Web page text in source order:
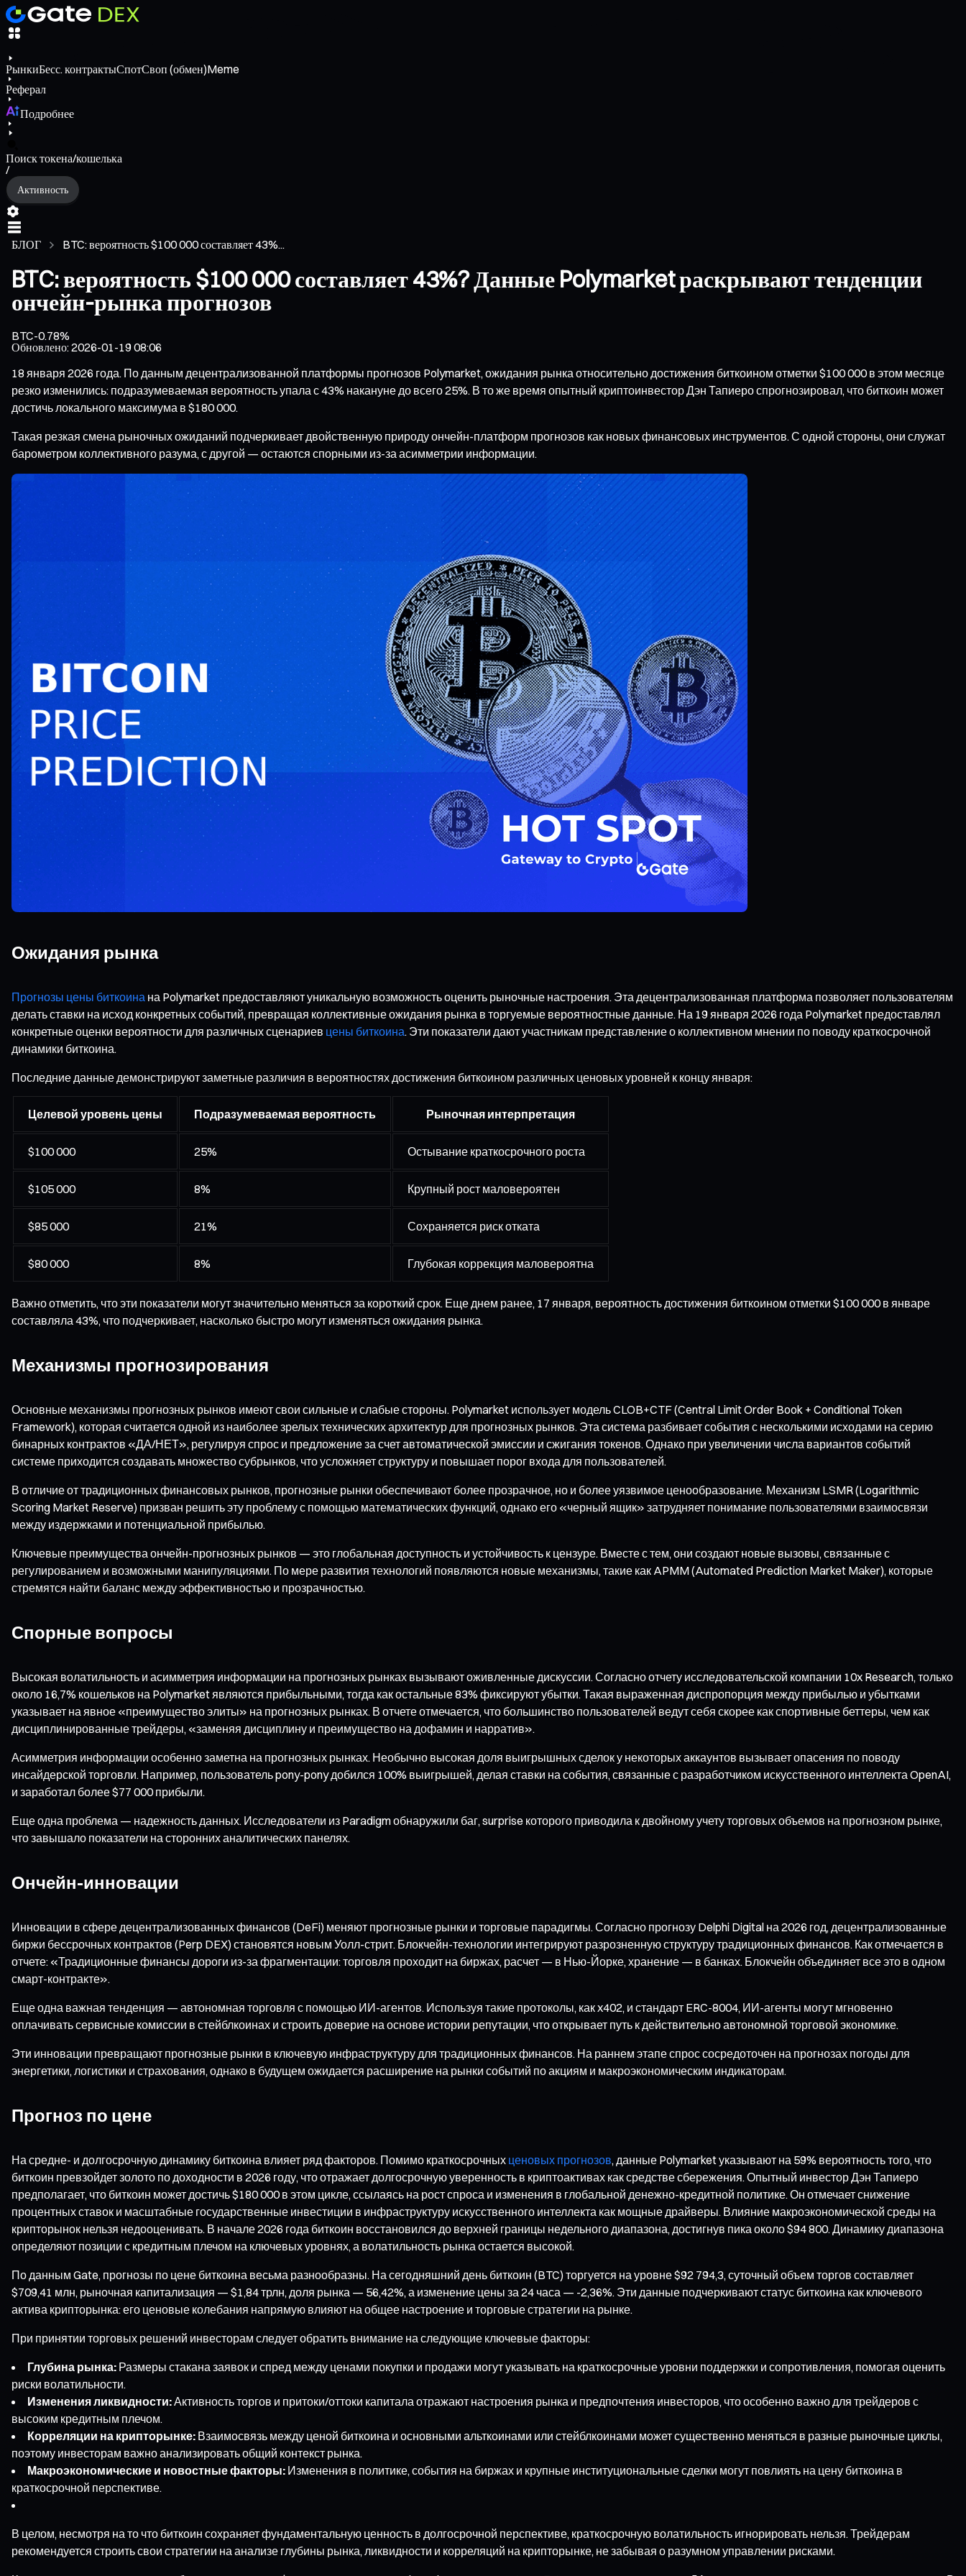
РынкиБесс. контрактыСпотСвоп (обмен)Meme
Реферал
Подробнее
Поиск токена/кошелька
/
Активность
БЛОГ BTC: вероятность $100 000 составляет 43%...
BTC: вероятность $100 000 составляет 43%? Данные Polymarket раскрывают тенденции
ончейн-рынка прогнозов
BTC-0.78%
Обновлено:2026-01-19 08:06
18 января 2026 года. По данным децентрализованной платформы прогнозов Polymarket, ожидания рынка относительно достижения биткоином отметки $100 000 в этом месяце
резко изменились: подразумеваемая вероятность упала с 43% накануне до всего 25%. В то же время опытный криптоинвестор Дэн Тапиеро спрогнозировал, что биткоин может
достичь локального максимума в $180 000.
Такая резкая смена рыночных ожиданий подчеркивает двойственную природу ончейн-платформ прогнозов как новых финансовых инструментов. С одной стороны, они служат
барометром коллективного разума, с другой — остаются спорными из-за асимметрии информации.
Ожидания рынка
Прогнозы цены биткоина на Polymarket предоставляют уникальную возможность оценить рыночные настроения. Эта децентрализованная платформа позволяет пользователям
делать ставки на исход конкретных событий, превращая коллективные ожидания рынка в торгуемые вероятностные данные. На 19 января 2026 года Polymarket предоставлял
конкретные оценки вероятности для различных сценариев цены биткоина. Эти показатели дают участникам представление о коллективном мнении по поводу краткосрочной
динамики биткоина.
Последние данные демонстрируют заметные различия в вероятностях достижения биткоином различных ценовых уровней к концу января:
Целевой уровень цены Подразумеваемая вероятность Рыночная интерпретация
$100 000 25% Остывание краткосрочного роста
$105 000 8% Крупный рост маловероятен
$85 000 21% Сохраняется риск отката
$80 000 8% Глубокая коррекция маловероятна
Важно отметить, что эти показатели могут значительно меняться за короткий срок. Еще днем ранее, 17 января, вероятность достижения биткоином отметки $100 000 в январе
составляла 43%, что подчеркивает, насколько быстро могут изменяться ожидания рынка.
Механизмы прогнозирования
Основные механизмы прогнозных рынков имеют свои сильные и слабые стороны. Polymarket использует модель CLOB+CTF (Central Limit Order Book + Conditional Token
Framework), которая считается одной из наиболее зрелых технических архитектур для прогнозных рынков. Эта система разбивает события с несколькими исходами на серию
бинарных контрактов «ДА/НЕТ», регулируя спрос и предложение за счет автоматической эмиссии и сжигания токенов. Однако при увеличении числа вариантов событий
системе приходится создавать множество субрынков, что усложняет структуру и повышает порог входа для пользователей.
В отличие от традиционных финансовых рынков, прогнозные рынки обеспечивают более прозрачное, но и более уязвимое ценообразование. Механизм LSMR (Logarithmic
Scoring Market Reserve) призван решить эту проблему с помощью математических функций, однако его «черный ящик» затрудняет понимание пользователями взаимосвязи
между издержками и потенциальной прибылью.
Ключевые преимущества ончейн-прогнозных рынков — это глобальная доступность и устойчивость к цензуре. Вместе с тем, они создают новые вызовы, связанные с
регулированием и возможными манипуляциями. По мере развития технологий появляются новые механизмы, такие как APMM (Automated Prediction Market Maker), которые
стремятся найти баланс между эффективностью и прозрачностью.
Спорные вопросы
Высокая волатильность и асимметрия информации на прогнозных рынках вызывают оживленные дискуссии. Согласно отчету исследовательской компании 10x Research, только
около 16,7% кошельков на Polymarket являются прибыльными, тогда как остальные 83% фиксируют убытки. Такая выраженная диспропорция между прибылью и убытками
указывает на явное «преимущество элиты» на прогнозных рынках. В отчете отмечается, что большинство пользователей ведут себя скорее как спортивные беттеры, чем как
дисциплинированные трейдеры, «заменяя дисциплину и преимущество на дофамин и нарратив».
Асимметрия информации особенно заметна на прогнозных рынках. Необычно высокая доля выигрышных сделок у некоторых аккаунтов вызывает опасения по поводу
инсайдерской торговли. Например, пользователь pony-pony добился 100% выигрышей, делая ставки на события, связанные с разработчиком искусственного интеллекта OpenAI,
и заработал более $77 000 прибыли.
Еще одна проблема — надежность данных. Исследователи из Paradigm обнаружили баг, surprise которого приводила к двойному учету торговых объемов на прогнозном рынке,
что завышало показатели на сторонних аналитических панелях.
Ончейн-инновации
Инновации в сфере децентрализованных финансов (DeFi) меняют прогнозные рынки и торговые парадигмы. Согласно прогнозу Delphi Digital на 2026 год, децентрализованные
биржи бессрочных контрактов (Perp DEX) становятся новым Уолл-стрит. Блокчейн-технологии интегрируют разрозненную структуру традиционных финансов. Как отмечается в
отчете: «Традиционные финансы дороги из-за фрагментации: торговля проходит на биржах, расчет — в Нью-Йорке, хранение — в банках. Блокчейн объединяет все это в одном
смарт-контракте».
Еще одна важная тенденция — автономная торговля с помощью ИИ-агентов. Используя такие протоколы, как x402, и стандарт ERC-8004, ИИ-агенты могут мгновенно
оплачивать сервисные комиссии в стейблкоинах и строить доверие на основе истории репутации, что открывает путь к действительно автономной торговой экономике.
Эти инновации превращают прогнозные рынки в ключевую инфраструктуру для традиционных финансов. На раннем этапе спрос сосредоточен на прогнозах погоды для
энергетики, логистики и страхования, однако в будущем ожидается расширение на рынки событий по акциям и макроэкономическим индикаторам.
Прогноз по цене
На средне- и долгосрочную динамику биткоина влияет ряд факторов. Помимо краткосрочных ценовых прогнозов, данные Polymarket указывают на 59% вероятность того, что
биткоин превзойдет золото по доходности в 2026 году, что отражает долгосрочную уверенность в криптоактивах как средстве сбережения. Опытный инвестор Дэн Тапиеро
предполагает, что биткоин может достичь $180 000 в этом цикле, ссылаясь на рост спроса и изменения в глобальной денежно-кредитной политике. Он отмечает снижение
процентных ставок и масштабные государственные инвестиции в инфраструктуру искусственного интеллекта как мощные драйверы. Влияние макроэкономической среды на
крипторынок нельзя недооценивать. В начале 2026 года биткоин восстановился до верхней границы недельного диапазона, достигнув пика около $94 800. Динамику диапазона
определяют позиции с кредитным плечом на ключевых уровнях, а волатильность рынка остается высокой.
По данным Gate, прогнозы по цене биткоина весьма разнообразны. На сегодняшний день биткоин (BTC) торгуется на уровне $92 794,3, суточный объем торгов составляет
$709,41 млн, рыночная капитализация — $1,84 трлн, доля рынка — 56,42%, а изменение цены за 24 часа — -2,36%. Эти данные подчеркивают статус биткоина как ключевого
актива крипторынка: его ценовые колебания напрямую влияют на общее настроение и торговые стратегии на рынке.
При принятии торговых решений инвесторам следует обратить внимание на следующие ключевые факторы:
Глубина рынка: Размеры стакана заявок и спред между ценами покупки и продажи могут указывать на краткосрочные уровни поддержки и сопротивления, помогая оценить
риски волатильности.
Изменения ликвидности:Активность торгов и притоки/оттоки капитала отражают настроения рынка и предпочтения инвесторов, что особенно важно для трейдеров с
высоким кредитным плечом.
Корреляции на крипторынке: Взаимосвязь между ценой биткоина и основными альткоинами или стейблкоинами может существенно меняться в разные рыночные циклы,
поэтому инвесторам важно анализировать общий контекст рынка.
Макроэкономические и новостные факторы: Изменения в политике, события на биржах и крупные институциональные сделки могут повлиять на цену биткоина в
краткосрочной перспективе.
В целом, несмотря на то что биткоин сохраняет фундаментальную ценность в долгосрочной перспективе, краткосрочную волатильность игнорировать нельзя. Трейдерам
рекомендуется строить свои стратегии на анализе глубины рынка, ликвидности и корреляций на крипторынке, не забывая о разумном управлении рисками.